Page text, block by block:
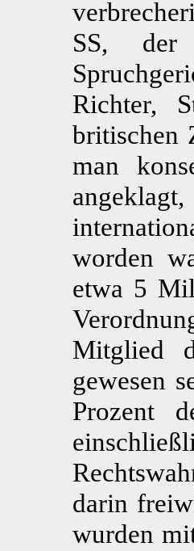
SS, der
Richter,
britischen
man
worden
etwa 5
Mitglied
gewesen
Prozent
darin
wurden